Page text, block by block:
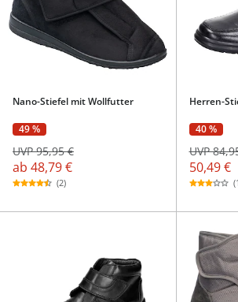
Nano-Stiefel mit Wollfutter
49 %
ab 48,79 €
UVP 95,95 €
(2)
Herren-
40 %
50,49 €
UVP